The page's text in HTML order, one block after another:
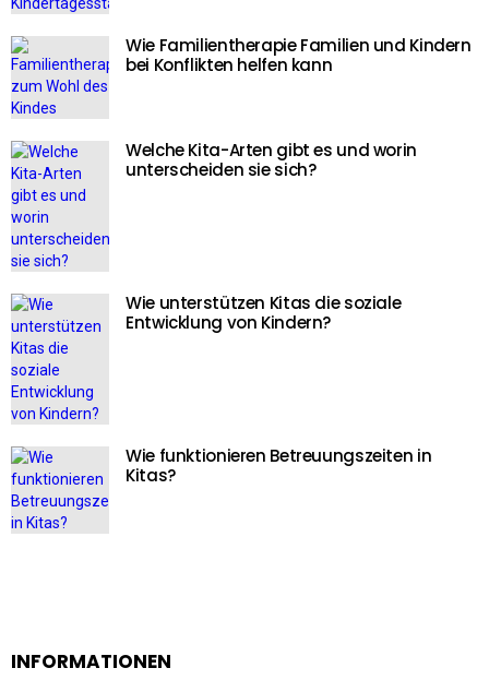
Wie Familientherapie Familien und Kindern
bei Konflikten helfen kann
Welche Kita-Arten gibt es und worin
unterscheiden sie sich?
Wie unterstützen Kitas die soziale
Entwicklung von Kindern?
Wie funktionieren Betreuungszeiten in
Kitas?
INFORMATIONEN